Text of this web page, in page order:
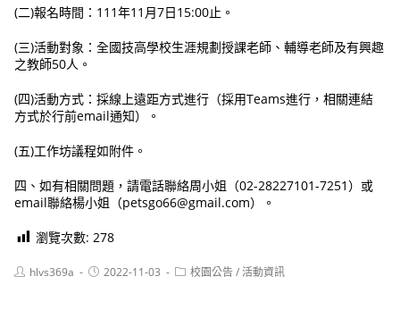
(二)報名時間：111年11月7日15:00止。
(三)活動對象：全國技高學校生涯規劃授課老師、輔導老師及有興趣
之教師50人。
(四)活動方式：採線上遠距方式進行（採用Teams進行，相關連結
方式於行前email通知）。
(五)工作坊議程如附件。
四、如有相關問題，請電話聯絡周小姐（02-28227101-7251）或
email聯絡楊小姐（petsgo66@gmail.com）。
瀏覽次數: 278
Posthlvs369a
Post2022-11-03
Post校園公告/活動資訊